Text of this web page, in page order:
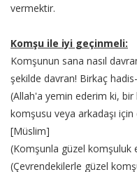
vermektir.
Komşu ile iyi geçinmeli:
Komşunun sana nasıl
şekilde davran! Birkaç
(Allah'a yemin ederim ki,
komşusu veya arkadaşı
[Müslim]
(Komşunla güzel komşuluk
(Çevrendekilerle güzel